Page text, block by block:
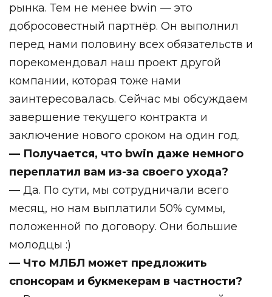
рынка. Тем не менее bwin — это
добросовестный партнёр. Он выполнил
перед нами половину всех обязательств и
порекомендовал наш проект другой
компании, которая тоже нами
заинтересовалась. Сейчас мы обсуждаем
завершение текущего контракта и
заключение нового сроком на один год.
— Получается, что bwin даже немного
переплатил вам из-за своего ухода?
— Да. По сути, мы сотрудничали всего
месяц, но нам выплатили 50% суммы,
положенной по договору. Они большие
молодцы :)
— Что МЛБЛ может предложить
спонсорам и букмекерам в частности?